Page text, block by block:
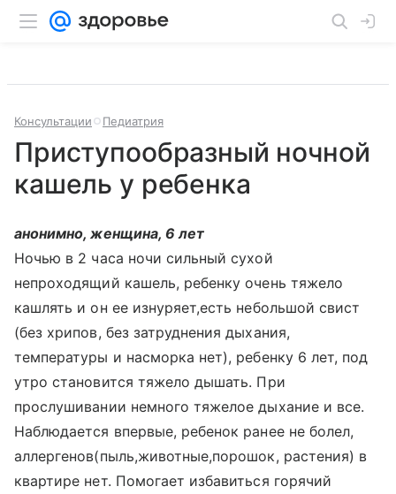
Консультации Педиатрия
Приступообразный ночной
кашель у ребенка
анонимно, женщина, 6 лет
Ночью в 2 часа ночи сильный сухой
непроходящий кашель, ребенку очень тяжело
кашлять и он ее изнуряет,есть небольшой свист
(без хрипов, без затруднения дыхания,
температуры и насморка нет), ребенку 6 лет, под
утро становится тяжело дышать. При
прослушивании немного тяжелое дыхание и все.
Наблюдается впервые, ребенок ранее не болел,
аллергенов(пыль,животные,порошок, растения) в
квартире нет. Помогает избавиться горячий